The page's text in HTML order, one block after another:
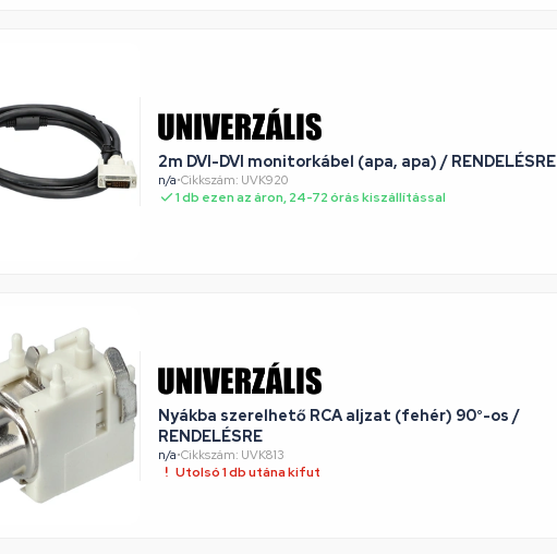
2m DVI-DVI monitorkábel (apa, apa) / RENDELÉSRE
n/a•Cikkszám: UVK920
1 db ezen az áron, 24-72 órás kiszállítással
Nyákba szerelhető RCA aljzat (fehér) 90°-os /
RENDELÉSRE
n/a•Cikkszám: UVK813
Utolsó 1 db utána kifut